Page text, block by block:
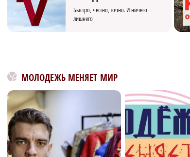
Быстро, честно, точно. И ничего
лишнего
МОЛОДЕЖЬ МЕНЯЕТ МИР